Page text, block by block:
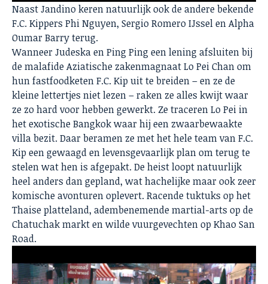
Naast Jandino keren natuurlijk ook de andere bekende
F.C. Kippers Phi Nguyen, Sergio Romero IJssel en Alpha
Oumar Barry terug.
Wanneer Judeska en Ping Ping een lening afsluiten bij
de malafide Aziatische zakenmagnaat Lo Pei Chan om
hun fastfoodketen F.C. Kip uit te breiden – en ze de
kleine lettertjes niet lezen – raken ze alles kwijt waar
ze zo hard voor hebben gewerkt. Ze traceren Lo Pei in
het exotische Bangkok waar hij een zwaarbewaakte
villa bezit. Daar beramen ze met het hele team van F.C.
Kip een gewaagd en levensgevaarlijk plan om terug te
stelen wat hen is afgepakt. De heist loopt natuurlijk
heel anders dan gepland, wat hachelijke maar ook zeer
komische avonturen oplevert. Racende tuktuks op het
Thaise platteland, adembenemende martial-arts op de
Chatuchak markt en wilde vuurgevechten op Khao San
Road.